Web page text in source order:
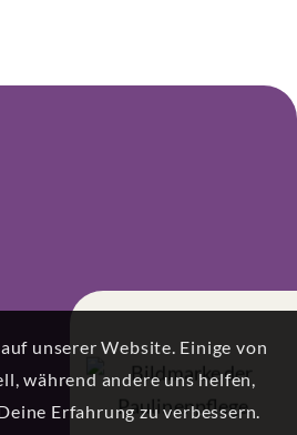
unserer Website. Einige von
während andere uns helfen,
Erfahrung zu verbessern.